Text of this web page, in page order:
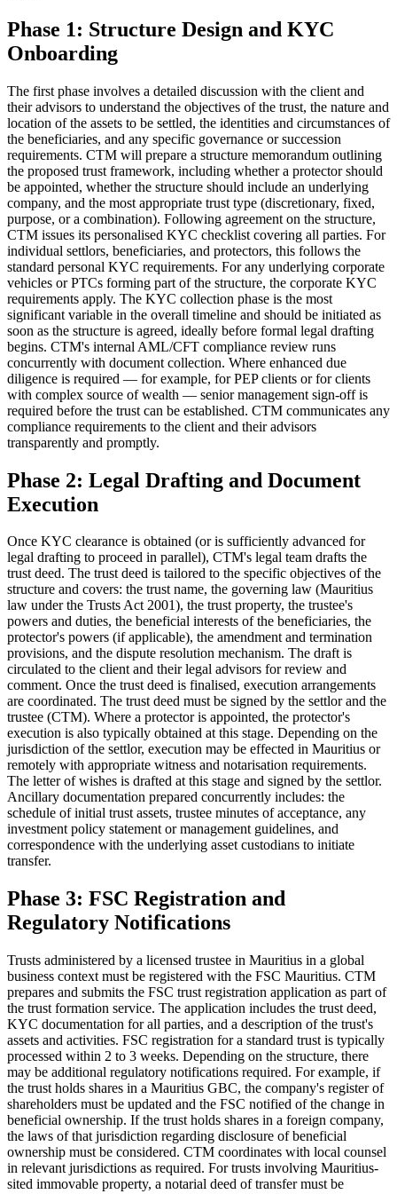
Phase 1: Structure Design and KYC
Onboarding
The first phase involves a detailed discussion with the client and
their advisors to understand the objectives of the trust, the nature and
location of the assets to be settled, the identities and circumstances of
the beneficiaries, and any specific governance or succession
requirements. CTM will prepare a structure memorandum outlining
the proposed trust framework, including whether a protector should
be appointed, whether the structure should include an underlying
company, and the most appropriate trust type (discretionary, fixed,
purpose, or a combination). Following agreement on the structure,
CTM issues its personalised KYC checklist covering all parties. For
individual settlors, beneficiaries, and protectors, this follows the
standard personal KYC requirements. For any underlying corporate
vehicles or PTCs forming part of the structure, the corporate KYC
requirements apply. The KYC collection phase is the most
significant variable in the overall timeline and should be initiated as
soon as the structure is agreed, ideally before formal legal drafting
begins. CTM's internal AML/CFT compliance review runs
concurrently with document collection. Where enhanced due
diligence is required — for example, for PEP clients or for clients
with complex source of wealth — senior management sign-off is
required before the trust can be established. CTM communicates any
compliance requirements to the client and their advisors
transparently and promptly.
Phase 2: Legal Drafting and Document
Execution
Once KYC clearance is obtained (or is sufficiently advanced for
legal drafting to proceed in parallel), CTM's legal team drafts the
trust deed. The trust deed is tailored to the specific objectives of the
structure and covers: the trust name, the governing law (Mauritius
law under the Trusts Act 2001), the trust property, the trustee's
powers and duties, the beneficial interests of the beneficiaries, the
protector's powers (if applicable), the amendment and termination
provisions, and the dispute resolution mechanism. The draft is
circulated to the client and their legal advisors for review and
comment. Once the trust deed is finalised, execution arrangements
are coordinated. The trust deed must be signed by the settlor and the
trustee (CTM). Where a protector is appointed, the protector's
execution is also typically obtained at this stage. Depending on the
jurisdiction of the settlor, execution may be effected in Mauritius or
remotely with appropriate witness and notarisation requirements.
The letter of wishes is drafted at this stage and signed by the settlor.
Ancillary documentation prepared concurrently includes: the
schedule of initial trust assets, trustee minutes of acceptance, any
investment policy statement or management guidelines, and
correspondence with the underlying asset custodians to initiate
transfer.
Phase 3: FSC Registration and
Regulatory Notifications
Trusts administered by a licensed trustee in Mauritius in a global
business context must be registered with the FSC Mauritius. CTM
prepares and submits the FSC trust registration application as part of
the trust formation service. The application includes the trust deed,
KYC documentation for all parties, and a description of the trust's
assets and activities. FSC registration for a standard trust is typically
processed within 2 to 3 weeks. Depending on the structure, there
may be additional regulatory notifications required. For example, if
the trust holds shares in a Mauritius GBC, the company's register of
shareholders must be updated and the FSC notified of the change in
beneficial ownership. If the trust holds shares in a foreign company,
the laws of that jurisdiction regarding disclosure of beneficial
ownership must be considered. CTM coordinates with local counsel
in relevant jurisdictions as required. For trusts involving Mauritius-
sited immovable property, a notarial deed of transfer must be